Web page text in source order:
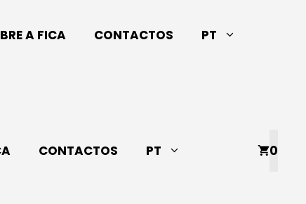
A FICA CONTACTOS PT
CONTACTOS PT 0